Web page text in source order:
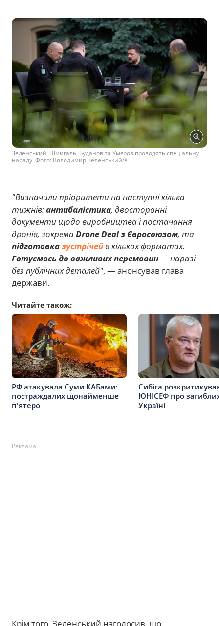
Зеленський, Шмигаль, Буданов та Умєров проводять спеціальну
нараду. Фото: Володимир Зеленський/Х
"Визначили пріоритети на наступні кілька
тижнів:антибалістика, двосторонні
документи щодо виробництва і постачання
дронів, зокремаDrone Deal з Євросоюзом, та
підготовказустрічейв кількох форматах.
Готуємось до важливих перемовин— наразі
без публічних деталей", — анонсував глава
держави.
Читайте також:
РФ атакувала Суми КАБами:
постраждалих щонайменше
п'ятеро
Сибіга
ЮНІСЕФ про
Україні
Реклама
Крім того, Зеленський наголосив, що